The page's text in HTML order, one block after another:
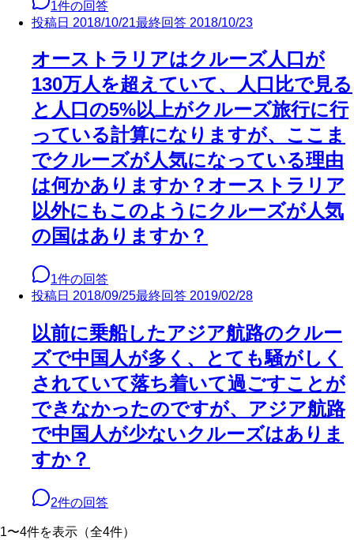
1件の回答
投稿日 2018/10/21最終回答 2018/10/23
オーストラリアはクルーズ人口が
130万人を超えていて、人口比で見る
と人口の5%以上がクルーズ旅行に行
っている計算になりますが、ここま
でクルーズが人気になっている理由
は何かありますか？オーストラリア
以外にもこのようにクルーズが人気
の国はありますか？
1件の回答
投稿日 2018/09/25最終回答 2019/02/28
以前に乗船したアジア航路のクルー
ズで中国人が多く、とても騒がしく
されていて落ち着いて過ごすことが
できなかったのですが、アジア航路
で中国人が少ないクルーズはありま
すか？
2件の回答
1〜4件を表示（全4件）